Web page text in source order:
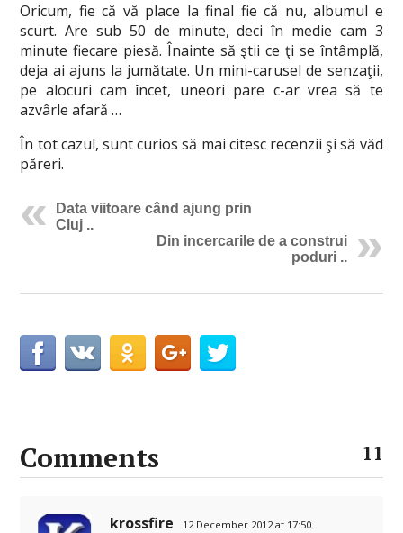
Oricum, fie că vă place la final fie că nu, albumul e
scurt. Are sub 50 de minute, deci în medie cam 3
minute fiecare piesă. Înainte să ştii ce ţi se întâmplă,
deja ai ajuns la jumătate. Un mini-carusel de senzaţii,
pe alocuri cam încet, uneori pare c-ar vrea să te
azvârle afară …
În tot cazul, sunt curios să mai citesc recenzii şi să văd
păreri.
Data viitoare când ajung prin
Cluj ..
Din incercarile de a construi
poduri ..
Comments 11
krossfire 12 December 2012 at 17:50